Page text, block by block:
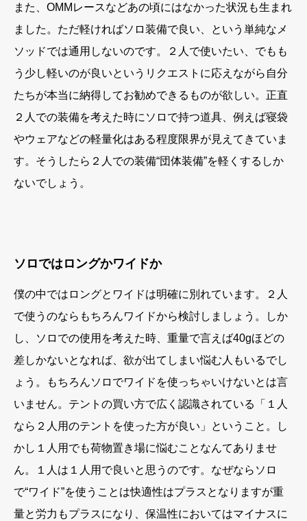
また、OMMレースなどあの頃にはなかった状況も生まれ
ました。ただ軽ければソロ装備で良い、という単純なメ
ソッドでは通用しないのです。２人で使いたい、でもも
う少し軽いのが良いというリクエストに応えながら自分
たちが本当に納得してお勧めできるものが欲しい。正直
２人での装備を考えた時にソロで持つ道具、例えば寝袋
やウェアなどの軽量化はある程度限界が見えてきていま
す。そうしたら２人での装備“団体装備”を軽くするしか
ないでしょう。
ソロではロングかワイドか
僕の中ではロングとワイドは明確に別れています。２人
で使うのならもちろんワイドから検討しましょう。しか
し、ソロでの使用を考えた時、重量で言えば40gほどの
差しかないとなれば、欲が出てしまい悩む人もいるでし
ょう。もちろんソロでワイドを使っちゃいけないとは言
いません。テントの買い方で広く認識されている「１人
なら２人用のテントを使った方が良い」ということ。し
かし１人用でも荷物置き場に悩むことなんてありませ
ん。１人は１人用で良いと思うのです。なぜならソロ
で“ワイド”を使うことは快適性はプラスとなりますが重
量と労力もプラスになり、保温性においてはマイナスに